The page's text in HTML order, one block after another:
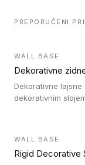
PREPORUČENI
WALL BASE
Dekorativne
Dekorativne lajsne
dekorativnim
WALL BASE
Rigid Decorative